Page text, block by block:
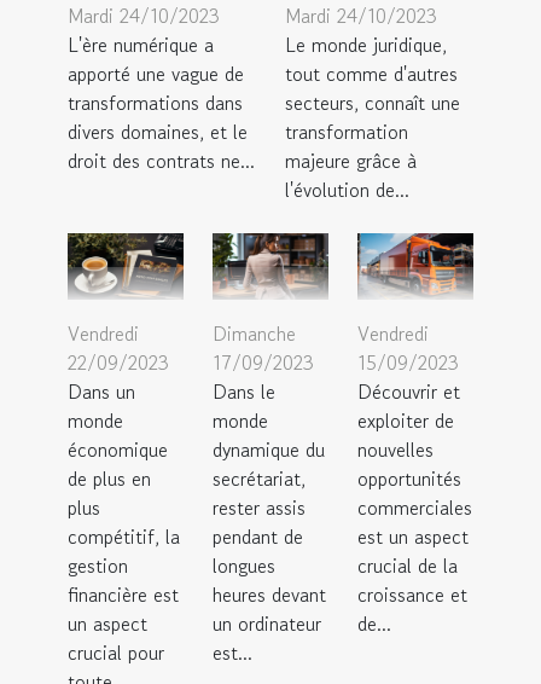
Mardi 24/10/2023
L'ère numérique a
apporté une vague de
transformations dans
divers domaines, et le
droit des contrats ne...
Mardi 24/10/2023
Le monde juridique,
tout comme d'autres
secteurs, connaît une
transformation
majeure grâce à
l'évolution de...
Vendredi
22/09/2023
Dans un
monde
économique
de plus en
plus
compétitif, la
gestion
financière est
un aspect
crucial pour
Dimanche
17/09/2023
Dans le
monde
dynamique du
secrétariat,
rester assis
pendant de
longues
heures devant
un ordinateur
est...
Vendredi
15/09/2023
Découvrir et
exploiter de
nouvelles
opportunités
commerciales
est un aspect
crucial de la
croissance et
de...